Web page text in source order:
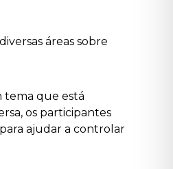
áreas sobre
tema que está
os participantes
ajudar a controlar